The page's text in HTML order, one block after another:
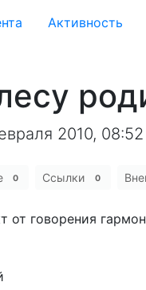
Активность
2010, 08:52
0 Ссылки 0
от говорения